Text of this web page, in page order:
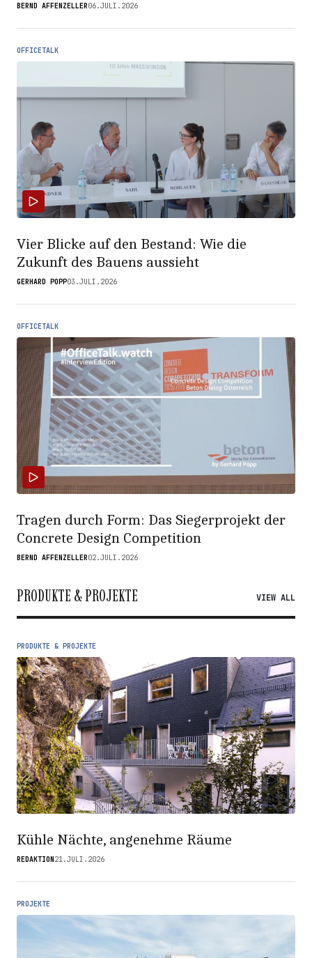
BERND AFFENZELLER06.JULI.2026
OFFICETALK
Vier Blicke auf den Bestand: Wie die
Zukunft des Bauens aussieht
GERHARD POPP03.JULI.2026
OFFICETALK
Tragen durch Form: Das Siegerprojekt der
Concrete Design Competition
BERND AFFENZELLER02.JULI.2026
PRODUKTE & PROJEKTE VIEW ALL
PRODUKTE & PROJEKTE
Kühle Nächte, angenehme Räume
REDAKTION 21.JULI.2026
PROJEKTE